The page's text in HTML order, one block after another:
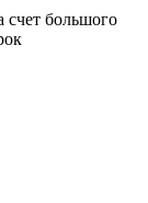
счет большого